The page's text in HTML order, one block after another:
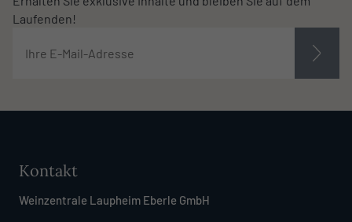
Laufenden!
Kontakt
Weinzentrale Laupheim Eberle GmbH